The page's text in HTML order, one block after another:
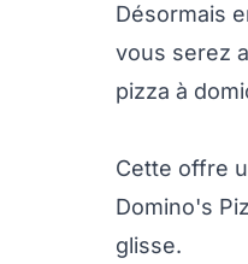
Désormais
vous serez
pizza à
Cette offre
Domino's
glisse.